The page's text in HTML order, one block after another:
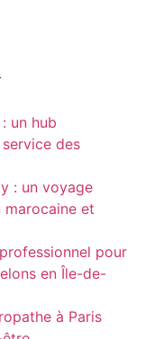
un hub
des
: un voyage
et
pour
en Île-de-
à Paris